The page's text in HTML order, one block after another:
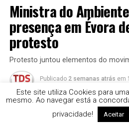
Ministra do
presença em Évora
protesto
Protesto juntou elementos do
Publicado 2 semanas atrás em
Este site utiliza Cookies para
mesmo. Ao navegar está a
privacidade!
Aceitar